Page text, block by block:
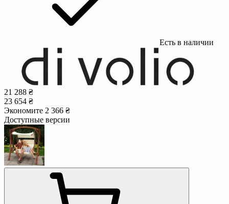
Есть в наличии
21 288 ₴
23 654 ₴
Экономите 2 366 ₴
Доступные версии